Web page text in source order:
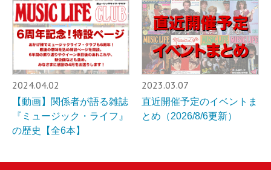
2024.04.02
【動画】関係者が語る雑誌
『ミュージック・ライフ』
の歴史【全6本】
2023.03.07
直近開催予定のイベントま
とめ（2026/8/6更新）